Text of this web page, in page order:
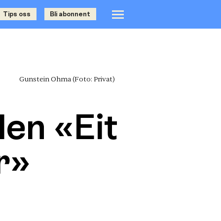
Tips oss Bli abonnent
Gunstein Ohma(Foto: Privat)
«Eit